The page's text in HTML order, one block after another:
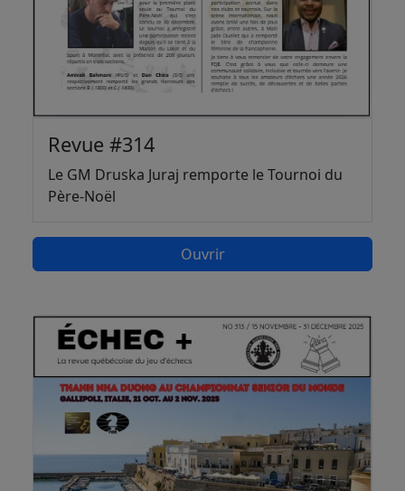
Revue #314
Le GM Druska Juraj remporte le Tournoi du
Père-Noël
Ouvrir